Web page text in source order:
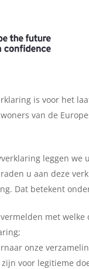
is voor het
van de
leggen we
u aan deze
Dat betekent
met welke
onze
voor legitieme